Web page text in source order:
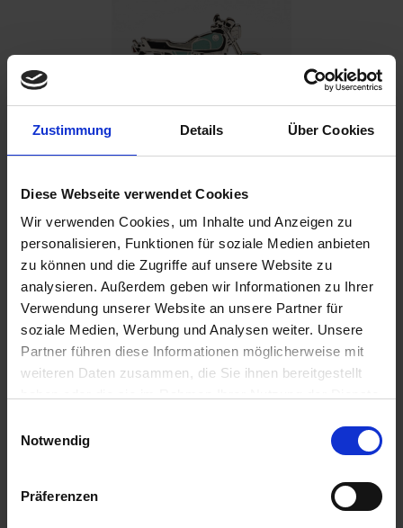
Zustimmung Details Über Cookies
Diese Webseite verwendet Cookies
Wir verwenden Cookies, um Inhalte und Anzeigen zu
personalisieren, Funktionen für soziale Medien anbieten
zu können und die Zugriffe auf unsere Website zu
analysieren. Außerdem geben wir Informationen zu Ihrer
Verwendung unserer Website an unsere Partner für
soziale Medien, Werbung und Analysen weiter. Unsere
Partner führen diese Informationen möglicherweise mit
weiteren Daten zusammen, die Sie ihnen bereitgestellt
Cookies, wenn Sie unsere Webseite weiterhin nutzen.
Notwendig
Präferenzen
inkl. ges. USt.,zzgl. Versandkosten
Sofort versandfertig, Lieferzeit ca. 2-4 Werktage innerhalb
Deutschlands
In denWarenkorb
Merken Bewerten
Artikel Nr.: 7260826
Preis pro Stück. Angaben zur Produktsicherheit
mehr
mehr